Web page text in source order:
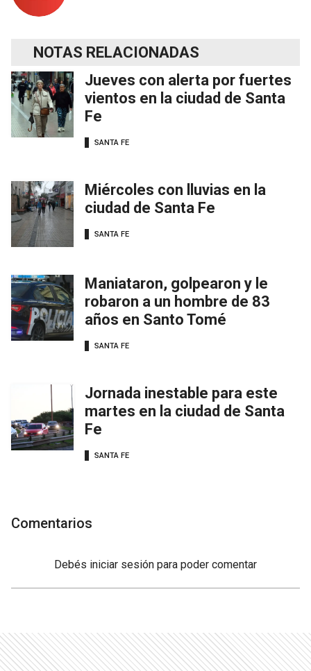
NOTAS RELACIONADAS
Jueves con alerta por fuertes
vientos en la ciudad de Santa
Fe
SANTA FE
Miércoles con lluvias en la
ciudad de Santa Fe
SANTA FE
Maniataron, golpearon y le
robaron a un hombre de 83
años en Santo Tomé
SANTA FE
Jornada inestable para este
martes en la ciudad de Santa
Fe
SANTA FE
Comentarios
Debés iniciar sesión para poder comentar